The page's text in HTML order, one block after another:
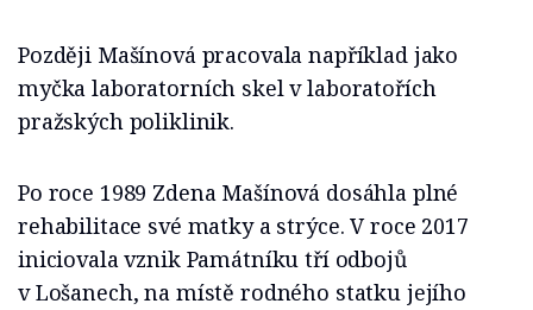
Později Mašínová pracovala například jako
myčka laboratorních skel v laboratořích
pražských poliklinik.
Po roce 1989 Zdena Mašínová dosáhla plné
rehabilitace své matky a strýce. V roce 2017
iniciovala vznik Památníku tří odbojů
v Lošanech, na místě rodného statku jejího